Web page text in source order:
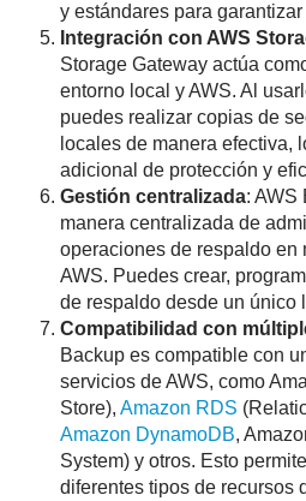
y estándares para
Integración con AWS
Storage Gateway actúa
entorno local y AWS. Al
puedes realizar copias de
locales de manera efectiva,
adicional de protección y
Gestión centralizada: AWS
manera centralizada de
operaciones de respaldo en
AWS. Puedes crear,
de respaldo desde un único
Compatibilidad con
Backup es compatible con
servicios de AWS, como
Store), Amazon RDS
Amazon DynamoDB,
System) y otros. Esto
diferentes tipos de recursos